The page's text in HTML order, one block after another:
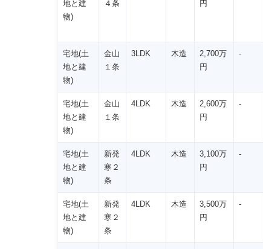
地と建
物)
４条
円
宅地(土
地と建
物)
金山
１条
3LDK 木造
2,700万
円
-
宅地(土
地と建
物)
金山
１条
4LDK 木造
2,600万
円
-
宅地(土
地と建
物)
新発
寒２
条
4LDK 木造
3,100万
円
-
宅地(土
地と建
物)
新発
寒２
条
4LDK 木造
3,500万
円
-